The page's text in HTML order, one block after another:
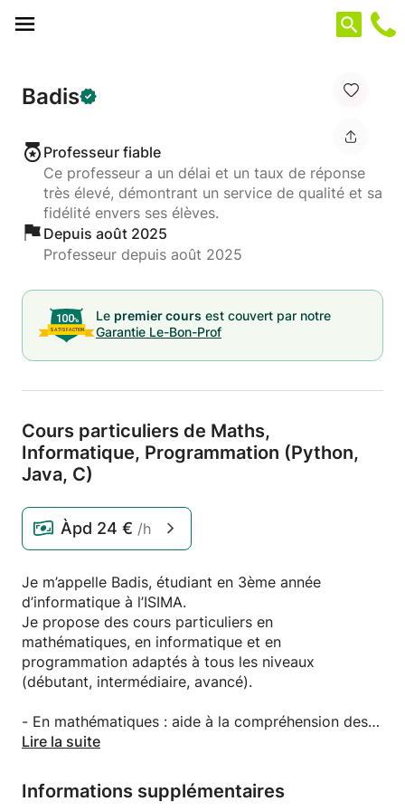
Badis
Professeur fiable
Ce professeur a un délai et un taux de réponse
très élevé, démontrant un service de qualité et sa
fidélité envers ses élèves.
Depuis août 2025
Professeur depuis août 2025
Le premier cours est couvert par notre
Garantie Le-Bon-Prof
Cours particuliers de Maths,
Informatique, Programmation (Python,
Java, C)
Àpd 24 € /h
Je m’appelle Badis, étudiant en 3ème année
d’informatique à l’ISIMA.
Je propose des cours particuliers en
mathématiques, en informatique et en
programmation adaptés à tous les niveaux
(débutant, intermédiaire, avancé).
- En mathématiques : aide à la compréhension des
notions, exercices d’application, préparation aux
- En informatique : initiation aux bases de
l’algorithmique, réseaux, systèmes et bases de
Lire la suite
Informations supplémentaires